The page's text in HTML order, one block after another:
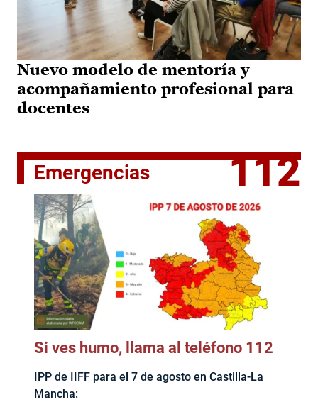
Nuevo modelo de mentoría y
acompañamiento profesional para
docentes
Emergencias 112
Si ves humo, llama al teléfono 112
IPP de IIFF para el 7 de agosto en Castilla-La
Mancha: